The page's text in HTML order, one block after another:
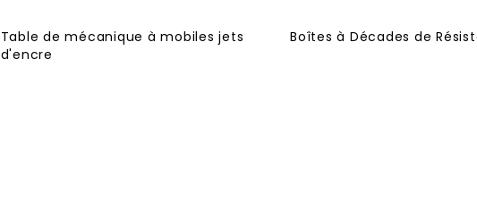
Table de mécanique à mobiles jets
d'encre
Boîtes à Décades de